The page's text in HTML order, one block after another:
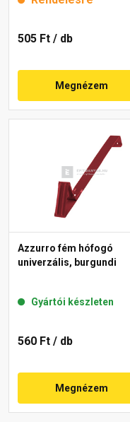
505 Ft / db
Megnézem
Azzurro fém hófogó
univerzális, burgundi
Gyártói készleten
560 Ft / db
Megnézem